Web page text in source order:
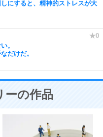
にすると、精神的ストレスが大
。
だけだ。
ーの作品